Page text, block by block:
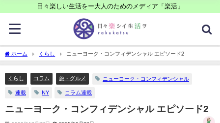
日々楽しい生活をー大人のためのメディア「楽活」
ホーム くらし ニューヨーク・コンフィデンシャル エピソード2
くらし コラム 旅・グルメ ニューヨーク・コンフィデンシャル
連載 NY コラム連載
ニューヨーク・コンフィデンシャル エピソード2